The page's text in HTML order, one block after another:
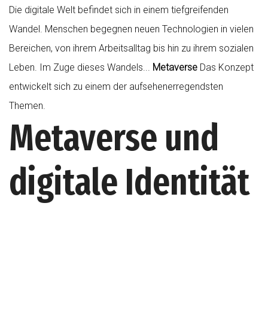
Die digitale Welt befindet sich in einem tiefgreifenden
Wandel. Menschen begegnen neuen Technologien in vielen
Bereichen, von ihrem Arbeitsalltag bis hin zu ihrem sozialen
Leben. Im Zuge dieses Wandels...
Metaverse Das Konzept
entwickelt sich zu einem der aufsehenerregendsten
Themen.
Metaverse und
digitale Identität